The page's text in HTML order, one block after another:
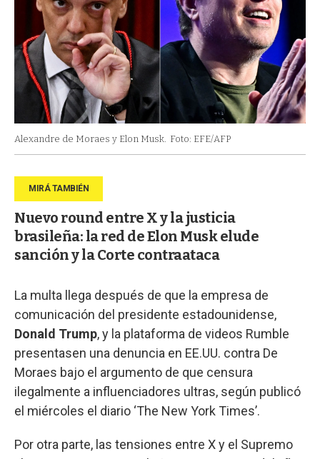
Alexandre de Moraes y Elon Musk. Foto: EFE/AFP
Nuevo round entre X y la justicia
brasileña: la red de Elon Musk elude
sanción y la Corte contraataca
La multa llega después de que la empresa de
comunicación del presidente estadounidense,
Donald Trump, y la plataforma de videos Rumble
presentasen una denuncia en EE.UU. contra De
Moraes bajo el argumento de que censura
ilegalmente a influenciadores ultras, según publicó
el miércoles el diario ‘The New York Times’.
Por otra parte, las tensiones entre X y el Supremo